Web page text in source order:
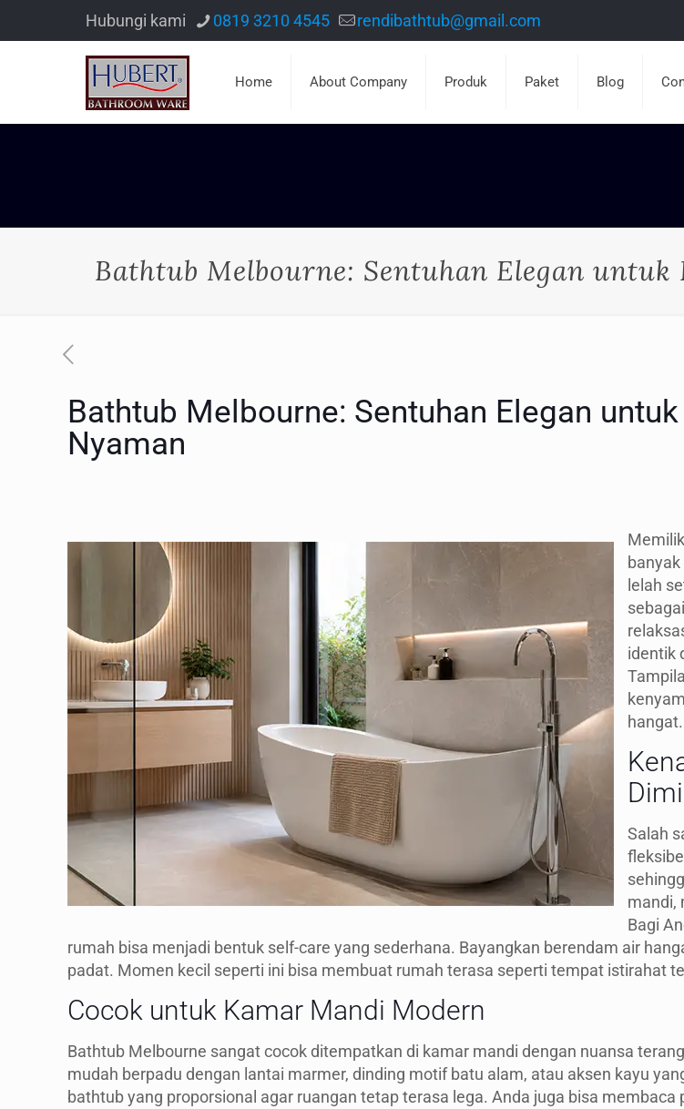
Hubungi kami 0819 3210 4545 rendibathtub@gmail.com
Home About Company Produk Paket Blog
Bathtub Melbourne: Sentuhan Elegan
Bathtub Melbourne: Sentuhan Elegan
Nyaman
lelah
identik
hangat.
Salah
mandi,
Bagi
rumah bisa menjadi bentuk self-care yang sederhana. Bayangkan berendam air
padat. Momen kecil seperti ini bisa membuat rumah terasa seperti tempat istirahat
Cocok untuk Kamar Mandi Modern
Bathtub Melbourne sangat cocok ditempatkan di kamar mandi dengan nuansa
mudah berpadu dengan lantai marmer, dinding motif batu alam, atau aksen kayu
bathtub yang proporsional agar ruangan tetap terasa lega. Anda juga bisa membaca